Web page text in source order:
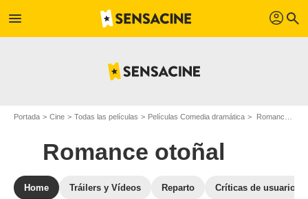
menu profil search
Portada Cine Todas las películas Películas Comedia dramática Romance otoñal
Romance otoñal
Home Tráilers y Vídeos Reparto Críticas de usuarios